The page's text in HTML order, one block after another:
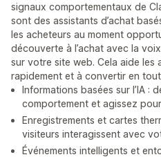
signaux comportementaux de
sont des assistants d’achat
les acheteurs au moment
découverte à l’achat avec la
sur votre site web. Cela aide les
rapidement et à convertir en
Informations basées sur l’IA :
comportement et agissez
Enregistrements et cartes
visiteurs interagissent avec
Événements intelligents et